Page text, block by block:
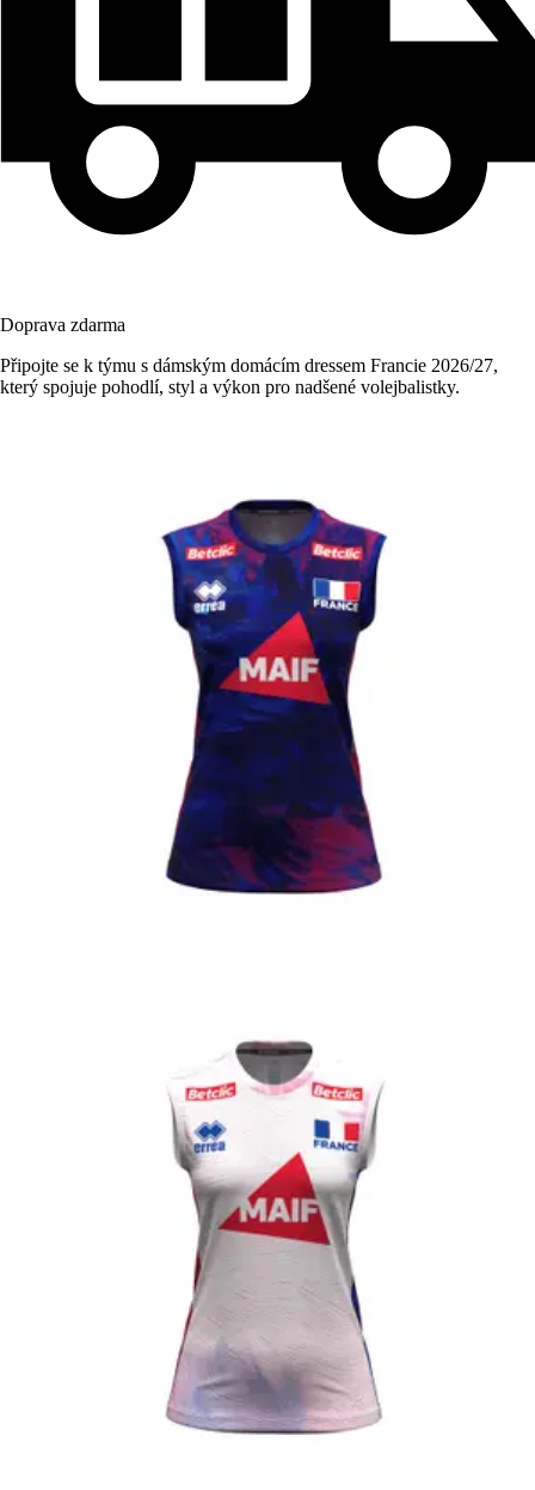
Doprava zdarma
Připojte se k týmu s dámským domácím dressem Francie 2026/27,
který spojuje pohodlí, styl a výkon pro nadšené volejbalistky.